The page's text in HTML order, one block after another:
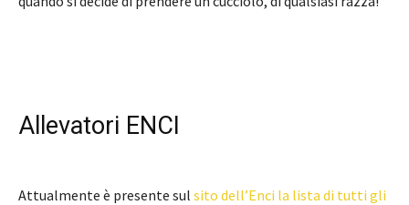
Allevatori ENCI
Attualmente è presente sul sito dell’Enci la lista di tutti gli